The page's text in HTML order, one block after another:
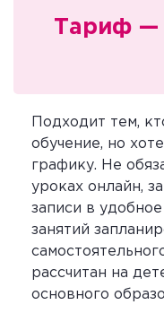
Тариф —
Подходит тем,
обучение, но
графику. Не
уроках онлайн,
записи в
занятий
рассчитан на
основного